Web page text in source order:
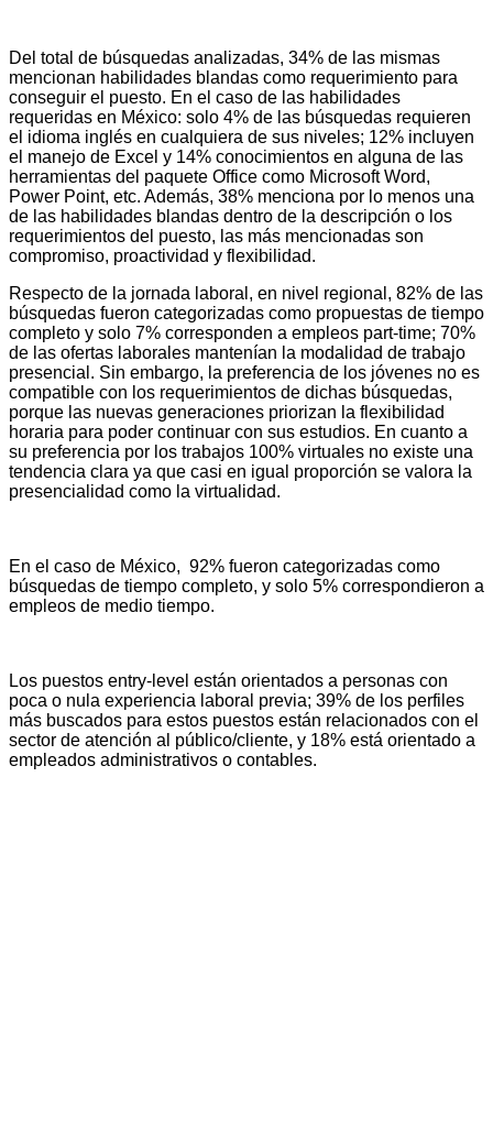
Del total de búsquedas analizadas, 34% de las mismas
mencionan habilidades blandas como requerimiento para
conseguir el puesto. En el caso de las habilidades
requeridas en México: solo 4% de las búsquedas requieren
el idioma inglés en cualquiera de sus niveles; 12% incluyen
el manejo de Excel y 14% conocimientos en alguna de las
herramientas del paquete Office como Microsoft Word,
Power Point, etc. Además, 38% menciona por lo menos una
de las habilidades blandas dentro de la descripción o los
requerimientos del puesto, las más mencionadas son
compromiso, proactividad y flexibilidad.
Respecto de la jornada laboral, en nivel regional, 82% de las
búsquedas fueron categorizadas como propuestas de tiempo
completo y solo 7% corresponden a empleos part-time; 70%
de las ofertas laborales mantenían la modalidad de trabajo
presencial. Sin embargo, la preferencia de los jóvenes no es
compatible con los requerimientos de dichas búsquedas,
porque las nuevas generaciones priorizan la flexibilidad
horaria para poder continuar con sus estudios. En cuanto a
su preferencia por los trabajos 100% virtuales no existe una
tendencia clara ya que casi en igual proporción se valora la
presencialidad como la virtualidad.
En el caso de México, 92% fueron categorizadas como
búsquedas de tiempo completo, y solo 5% correspondieron a
empleos de medio tiempo.
Los puestos entry-level están orientados a personas con
poca o nula experiencia laboral previa; 39% de los perfiles
más buscados para estos puestos están relacionados con el
sector de atención al público/cliente, y 18% está orientado a
empleados administrativos o contables.